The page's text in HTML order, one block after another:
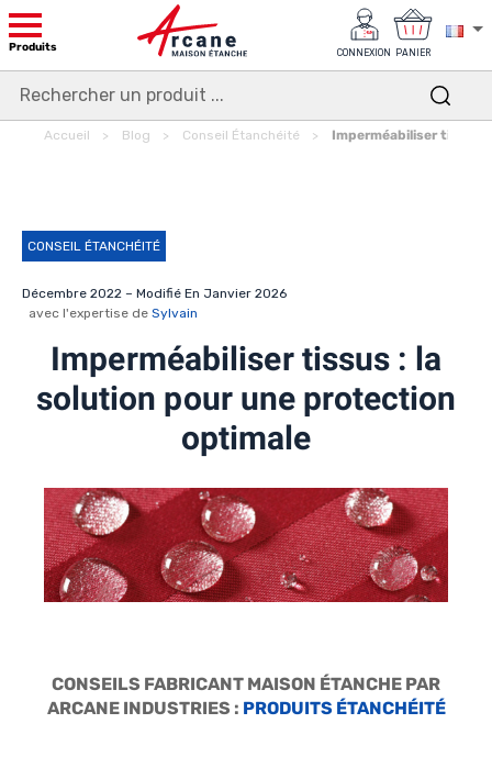
Produits CONNEXION PANIER
Accueil Blog Conseil Étanchéité Imperméabiliser tissus
CONSEIL ÉTANCHÉITÉ
Décembre 2022 – Modifié En Janvier 2026
avec l'expertise de Sylvain
Imperméabiliser tissus : la
solution pour une protection
optimale
CONSEILS FABRICANT MAISON ÉTANCHE PAR
ARCANE INDUSTRIES : PRODUITS ÉTANCHÉITÉ